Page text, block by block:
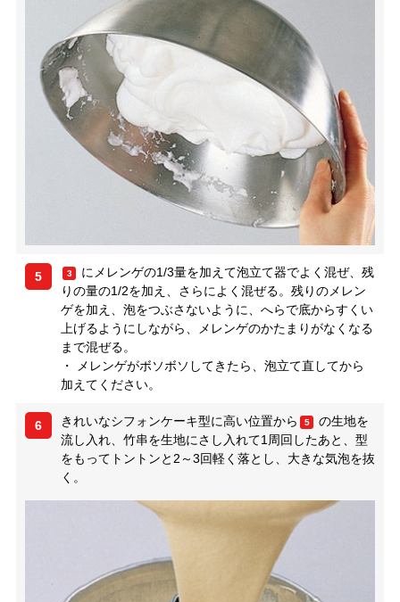
5 3
にメレンゲの1/3量を加えて泡立て器でよく混ぜ、残
りの量の1/2を加え、さらによく混ぜる。残りのメレン
ゲを加え、泡をつぶさないように、へらで底からすくい
上げるようにしながら、メレンゲのかたまりがなくなる
まで混ぜる。
・ メレンゲがボソボソしてきたら、泡立て直してから
加えてください。
6 きれいなシフォンケーキ型に高い位置から 5
の生地を
流し入れ、竹串を生地にさし入れて1周回したあと、型
をもってトントンと2～3回軽く落とし、大きな気泡を抜
く。